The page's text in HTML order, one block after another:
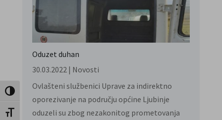
Toggle High Contrast
Toggle Font size
Oduzet duhan
30.03.2022 | Novosti
Ovlašteni službenici Uprave za indirektno
oporezivanje na području općine Ljubinje
oduzeli su zbog nezakonitog prometovanja